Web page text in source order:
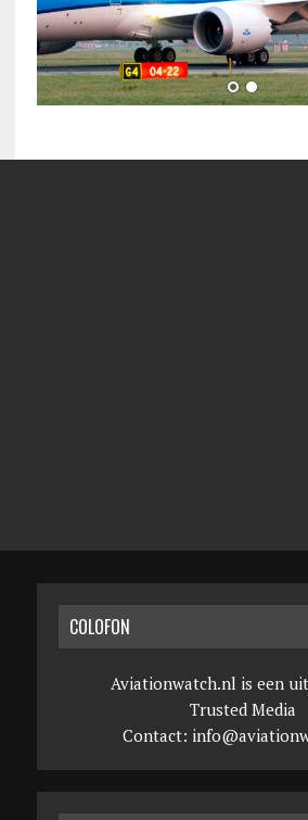
COLOFON
Aviationwatch.nl is een
Trusted Media
Contact: